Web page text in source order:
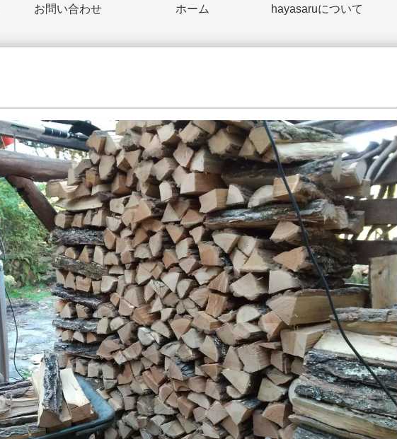
お問い合わせ ホーム hayasaruについて